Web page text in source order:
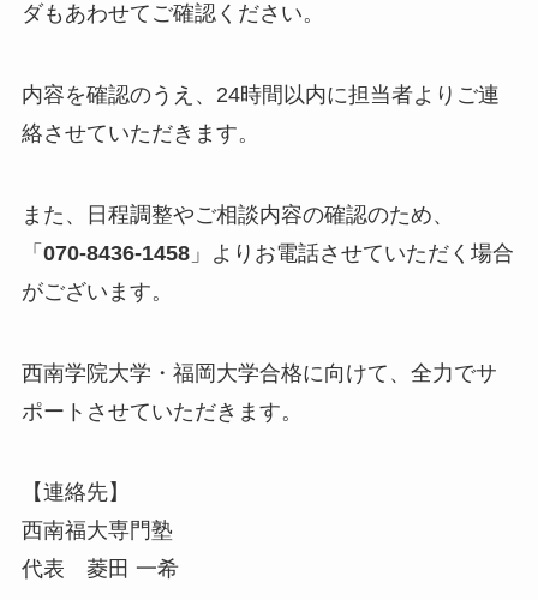
ダもあわせてご確認ください。
内容を確認のうえ、24時間以内に担当者よりご連
絡させていただきます。
また、日程調整やご相談内容の確認のため、
「 070-8436-1458」よりお電話させていただく場合
がございます。
西南学院大学・福岡大学合格に向けて、全力でサ
ポートさせていただきます。
【連絡先】
西南福大専門塾
代表 菱田 一希